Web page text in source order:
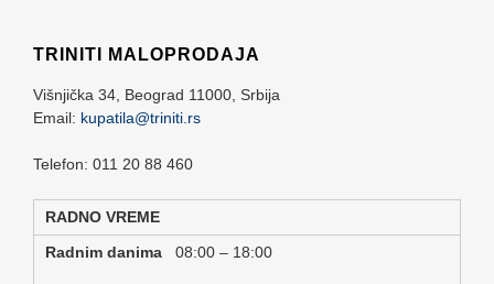
TRINITI MALOPRODAJA
Višnjička 34, Beograd 11000, Srbija
Email: kupatila@triniti.rs
Telefon: 011 20 88 460
RADNO VREME
Radnim danima 08:00 – 18:00